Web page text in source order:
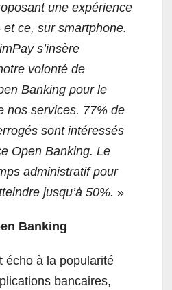
une expérience
ce, sur smartphone.
s’insère
volonté de
Banking pour le
nos services. 77% de
sont intéressés
Open Banking. Le
administratif pour
jusqu’à 50%. »
Banking
écho à la popularité
bancaires,